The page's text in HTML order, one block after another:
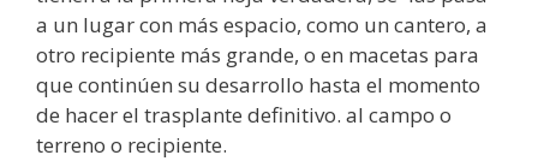
a un lugar con más espacio, como un cantero, a
otro recipiente más grande, o en macetas para
que continúen su desarrollo hasta el momento
de hacer el trasplante definitivo. al campo o
terreno o recipiente.